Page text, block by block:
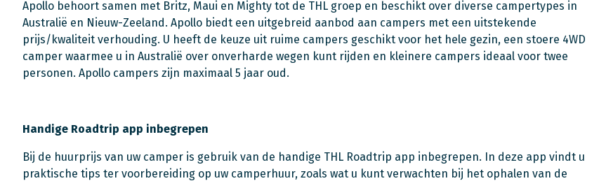
Apollo behoort samen met Britz, Maui en Mighty tot de THL groep en beschikt over diverse campertypes in
Australië en Nieuw-Zeeland. Apollo biedt een uitgebreid aanbod aan campers met een uitstekende
prijs/kwaliteit verhouding. U heeft de keuze uit ruime campers geschikt voor het hele gezin, een stoere 4WD
camper waarmee u in Australië over onverharde wegen kunt rijden en kleinere campers ideaal voor twee
personen. Apollo campers zijn maximaal 5 jaar oud.
Handige Roadtrip app inbegrepen
Bij de huurprijs van uw camper is gebruik van de handige THL Roadtrip app inbegrepen. In deze app vindt u
praktische tips ter voorbereiding op uw camperhuur, zoals wat u kunt verwachten bij het ophalen van de